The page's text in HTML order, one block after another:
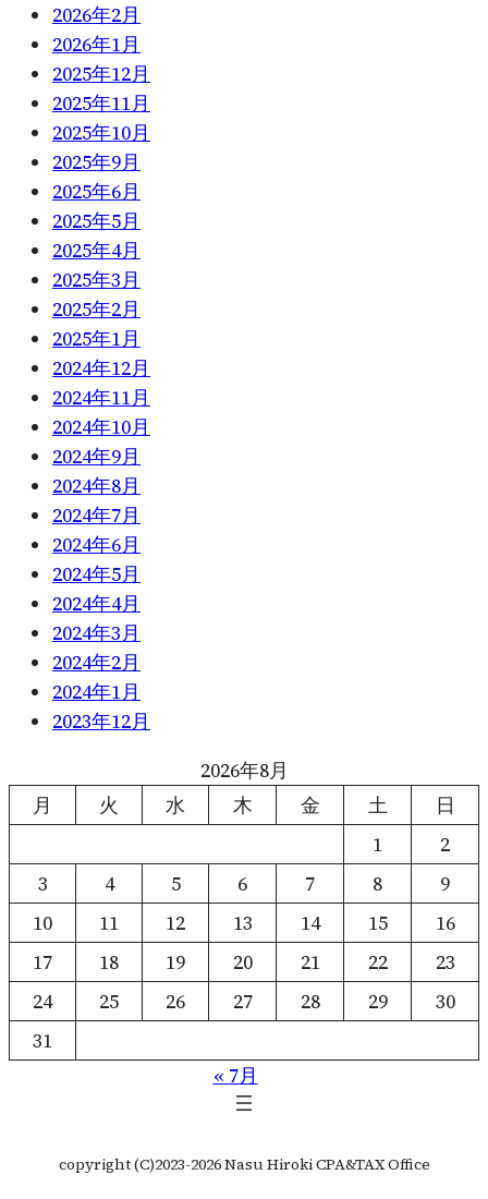
2026年2月
2026年1月
2025年12月
2025年11月
2025年10月
2025年9月
2025年6月
2025年5月
2025年4月
2025年3月
2025年2月
2025年1月
2024年12月
2024年11月
2024年10月
2024年9月
2024年8月
2024年7月
2024年6月
2024年5月
2024年4月
2024年3月
2024年2月
2024年1月
2023年12月
2026年8月
月
火 水 木 金 土
日
1
2
3
4 5 6 7 8
9
10
11 12 13 14 15
16
17
18 19 20 21 22
23
24
25 26 27 28 29
30
31
« 7月
copyright (C)2023-2026 Nasu Hiroki CPA&TAX Office